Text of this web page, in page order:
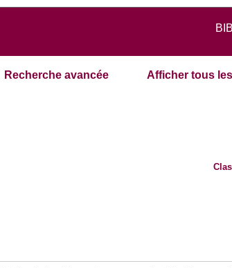
Recherche avancée Afficher tous